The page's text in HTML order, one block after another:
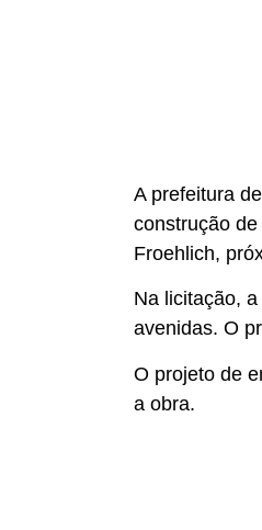
A prefeitura
construção
Froehlich,
Na licitação,
avenidas. O
O projeto de
a obra.